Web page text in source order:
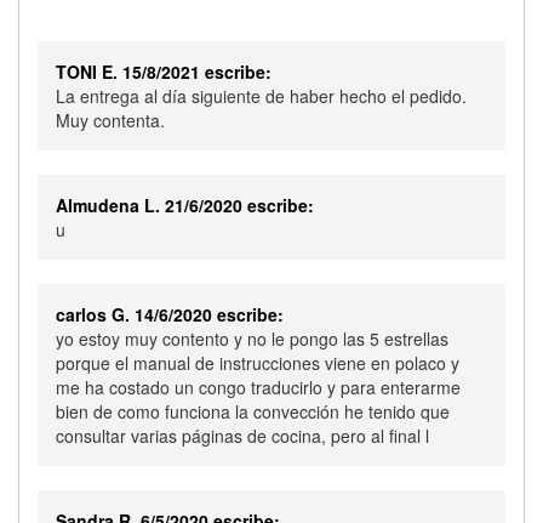
TONI E. 15/8/2021 escribe:
La entrega al día siguiente de haber hecho el pedido.
Muy contenta.
Almudena L. 21/6/2020 escribe:
u
carlos G. 14/6/2020 escribe:
yo estoy muy contento y no le pongo las 5 estrellas
porque el manual de instrucciones viene en polaco y
me ha costado un congo traducirlo y para enterarme
bien de como funciona la convección he tenido que
consultar varias páginas de cocina, pero al final l